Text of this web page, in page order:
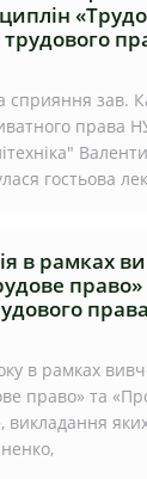
сприяння зав.
права
гостьова
в рамках
право»
права
в рамках
право» та
викладання